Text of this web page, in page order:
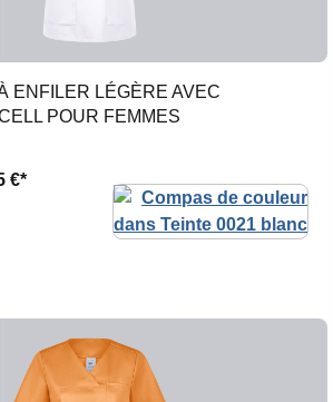
ENFILER LÉGÈRE AVEC
POUR FEMMES
€*